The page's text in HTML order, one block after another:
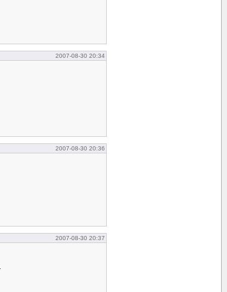
2007-08-30 20:34
2007-08-30 20:36
2007-08-30 20:37